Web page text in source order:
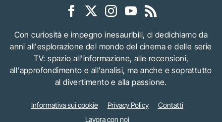
Con curiosità e impegno inesauribili, ci dedichiamo da
anni all'esplorazione del mondo del cinema e delle serie
TV: spazio all'informazione, alle recensioni,
all'approfondimento e all'analisi, ma anche e soprattutto
al divertimento e alla passione.
Informativa sui cookie Privacy Policy
Contatti
Lavora con noi